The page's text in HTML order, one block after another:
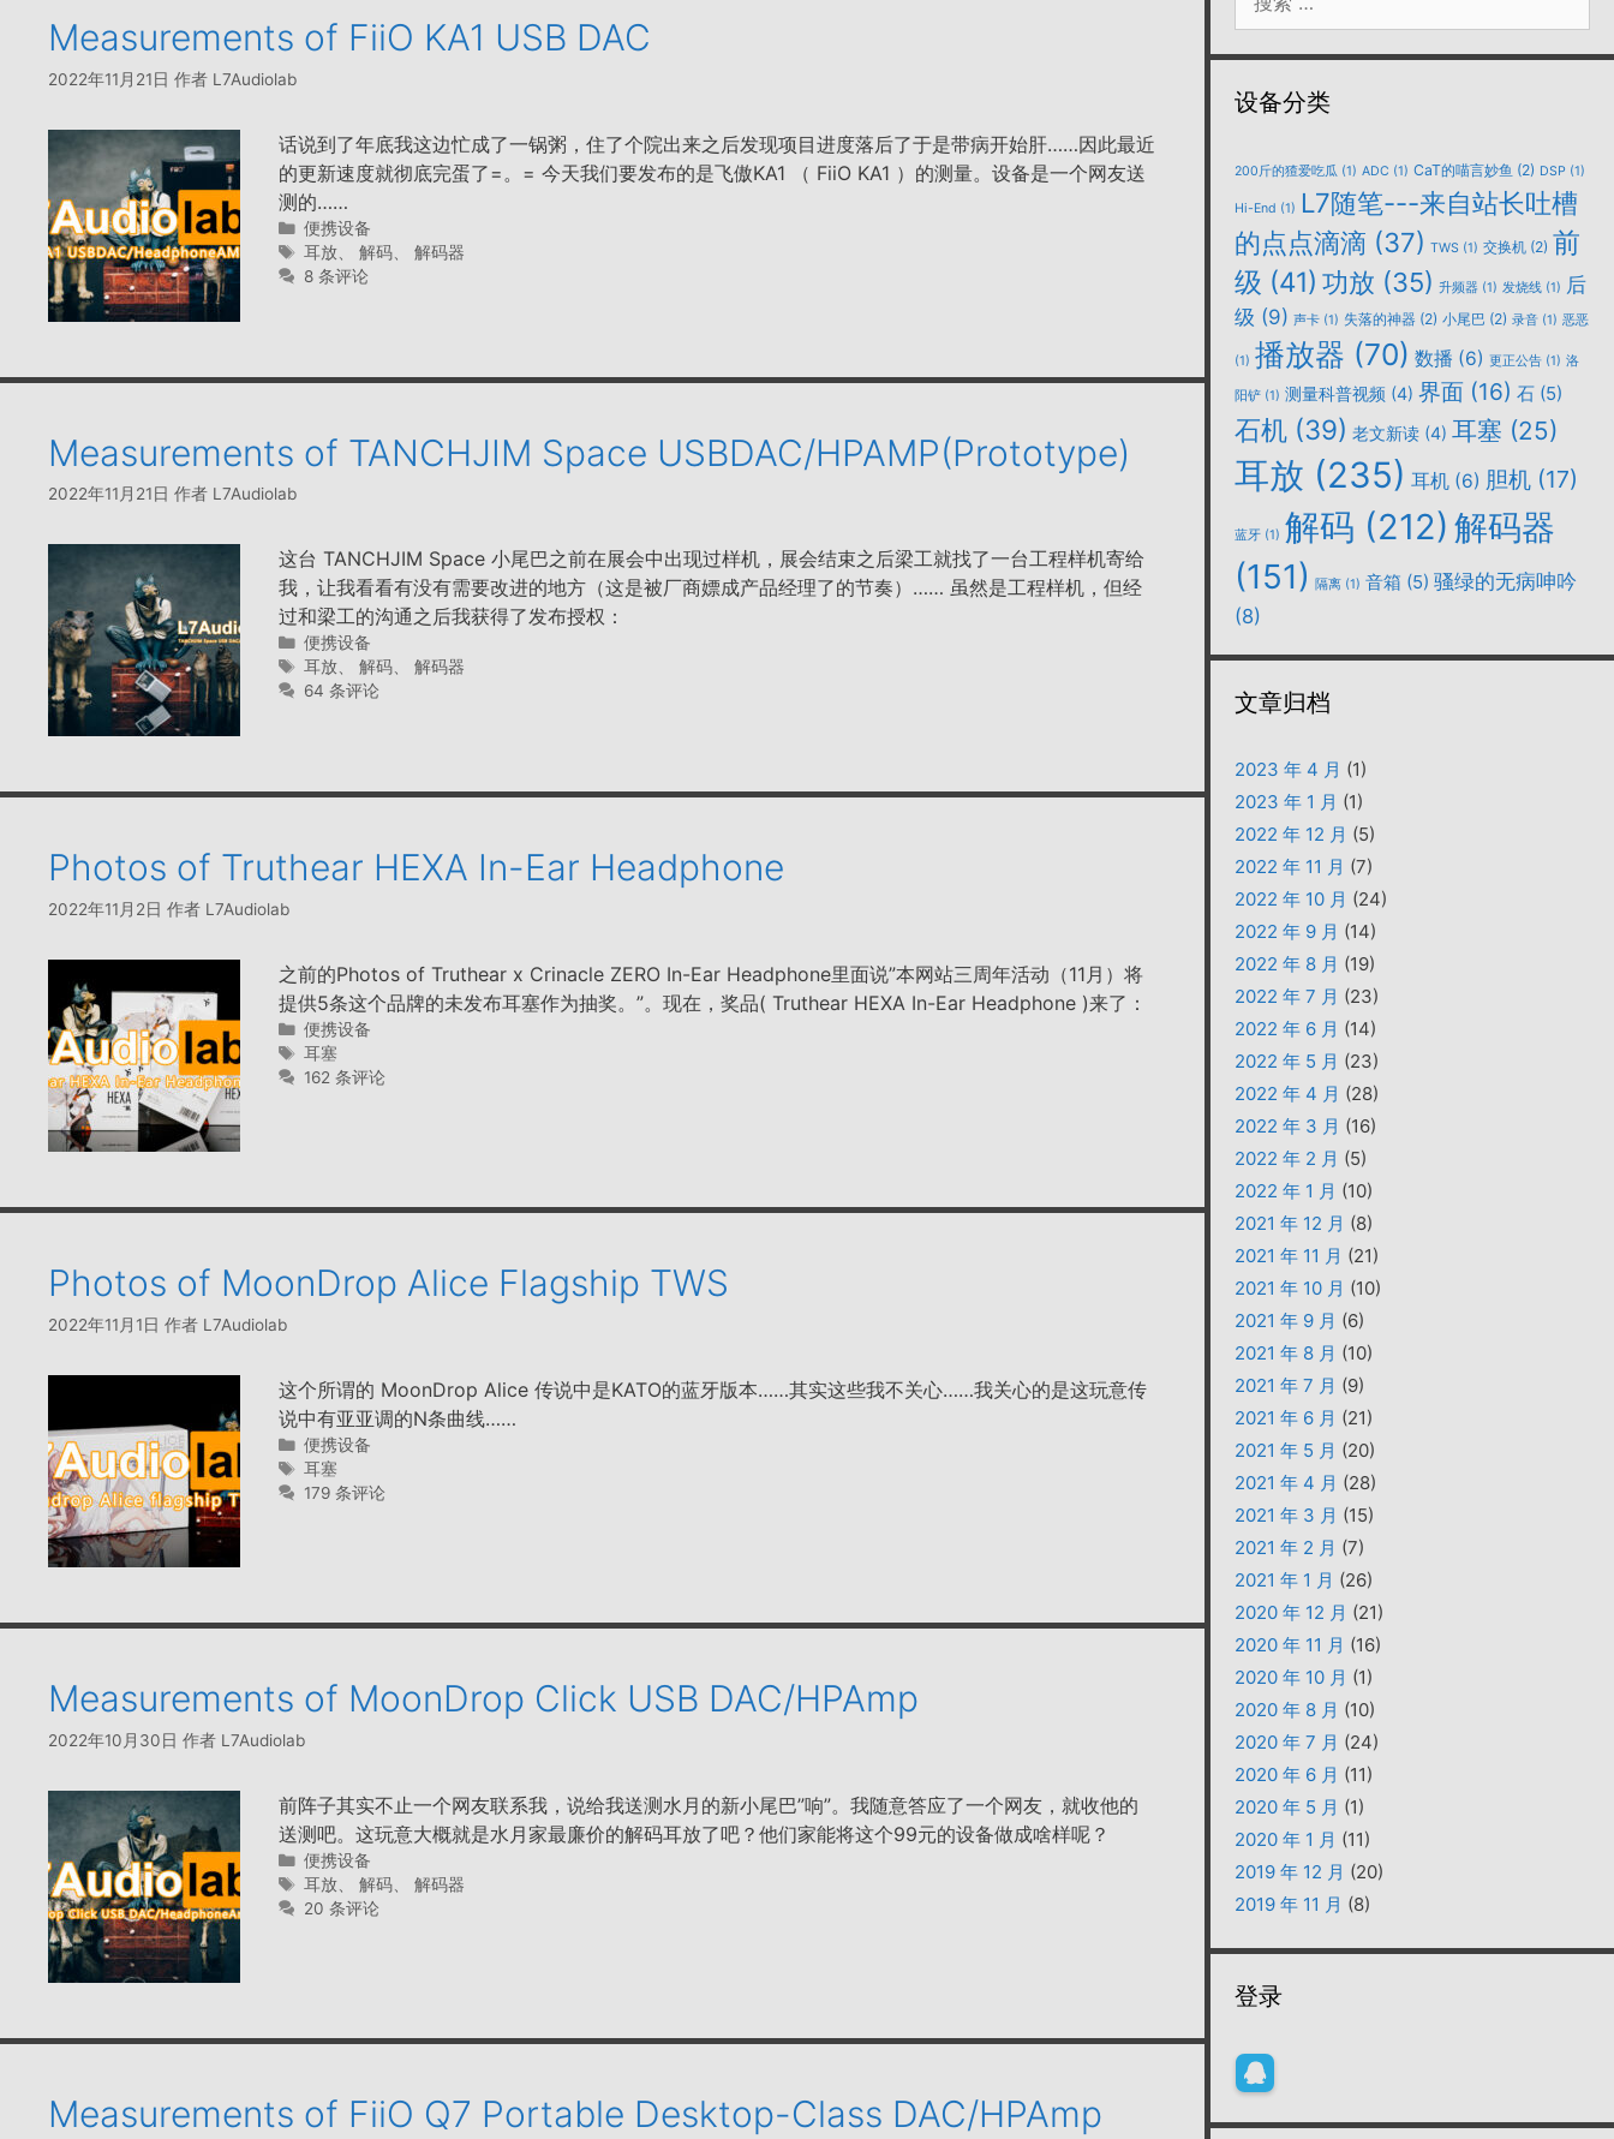
Measurements of FiiO KA1 USB DAC
2022年11月21日 作者 L7Audiolab
话说到了年底我这边忙成了一锅粥，住了个院出来之后发现项目进度落后了于是带病开始肝……因此最近
的更新速度就彻底完蛋了=。= 今天我们要发布的是飞傲KA1 （ FiiO KA1 ）的测量。设备是一个网友送
测的……
分
类
便携设备
标
签
耳放 、解码 、解码器
8 条评论
Measurements of TANCHJIM Space USBDAC/HPAMP(Prototype)
2022年11月21日 作者 L7Audiolab
这台 TANCHJIM Space 小尾巴之前在展会中出现过样机，展会结束之后梁工就找了一台工程样机寄给
我，让我看看有没有需要改进的地方（这是被厂商嫖成产品经理了的节奏）…… 虽然是工程样机，但经
过和梁工的沟通之后我获得了发布授权：
分
类
便携设备
标
签
耳放、解码、解码器
64 条评论
Photos of Truthear HEXA In-Ear Headphone
2022年11月2日 作者 L7Audiolab
之前的Photos of Truthear x Crinacle ZERO In-Ear Headphone里面说”本网站三周年活动（11月）将
提供5条这个品牌的未发布耳塞作为抽奖。”。现在，奖品( Truthear HEXA In-Ear Headphone )来了：
分
类
便携设备
标
签
耳塞
162 条评论
Photos of MoonDrop Alice Flagship TWS
2022年11月1日 作者 L7Audiolab
这个所谓的 MoonDrop Alice 传说中是KATO的蓝牙版本……其实这些我不关心……我关心的是这玩意传
说中有亚亚调的N条曲线……
分
类
便携设备
标
签
耳塞
179 条评论
Measurements of MoonDrop Click USB DAC/HPAmp
2022年10月30日 作者 L7Audiolab
前阵子其实不止一个网友联系我，说给我送测水月的新小尾巴”响”。我随意答应了一个网友，就收他的
送测吧。这玩意大概就是水月家最廉价的解码耳放了吧？他们家能将这个99元的设备做成啥样呢？
分
类
便携设备
标
签
耳放 、解码 、解码器
20 条评论
Measurements of FiiO Q7 Portable Desktop-Class DAC/HPAmp
索：
设备分类
200斤的猹爱吃瓜 (1) ADC (1) CaT的喵言妙鱼 (2) DSP (1)
Hi-End (1) L7随笔---来自站长吐槽
的点点滴滴 (37) TWS (1) 交换机 (2) 前
级 (41) 功放 (35) 升频器 (1) 发烧线 (1) 后
级 (9) 声卡 (1) 失落的神器 (2) 小尾巴 (2) 录音 (1) 恶恶
(1) 播放器 (70) 数播 (6) 更正公告 (1) 洛
阳铲 (1) 测量科普视频 (4) 界面 (16) 石 (5)
石机 (39) 老文新读 (4) 耳塞 (25)
耳放 (235) 耳机 (6) 胆机 (17)
蓝牙 (1) 解码 (212) 解码器
(151) 隔离 (1) 音箱 (5) 骚绿的无病呻吟
(8)
文章归档
2023 年 4 月 (1)
2023 年 1 月 (1)
2022 年 12 月 (5)
2022 年 11 月 (7)
2022 年 10 月 (24)
2022 年 9 月 (14)
2022 年 8 月 (19)
2022 年 7 月 (23)
2022 年 6 月 (14)
2022 年 5 月 (23)
2022 年 4 月 (28)
2022 年 3 月 (16)
2022 年 2 月 (5)
2022 年 1 月 (10)
2021 年 12 月 (8)
2021 年 11 月 (21)
2021 年 10 月 (10)
2021 年 9 月 (6)
2021 年 8 月 (10)
2021 年 7 月 (9)
2021 年 6 月 (21)
2021 年 5 月 (20)
2021 年 4 月 (28)
2021 年 3 月 (15)
2021 年 2 月 (7)
2021 年 1 月 (26)
2020 年 12 月 (21)
2020 年 11 月 (16)
2020 年 10 月 (1)
2020 年 8 月 (10)
2020 年 7 月 (24)
2020 年 6 月 (11)
2020 年 5 月 (1)
2020 年 1 月 (11)
2019 年 12 月 (20)
2019 年 11 月 (8)
登录